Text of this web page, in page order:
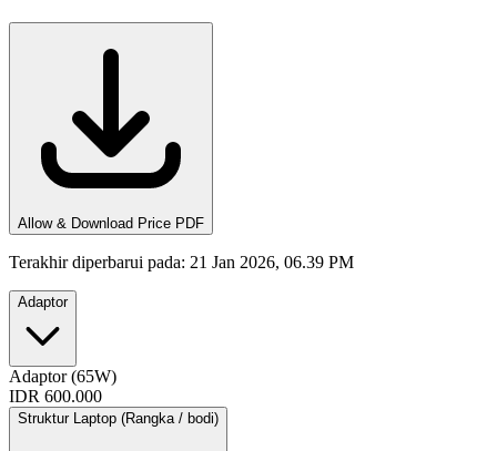
Allow & Download Price PDF
Terakhir diperbarui pada: 21 Jan 2026, 06.39 PM
Adaptor
Adaptor (65W)
IDR 600.000
Struktur Laptop (Rangka / bodi)